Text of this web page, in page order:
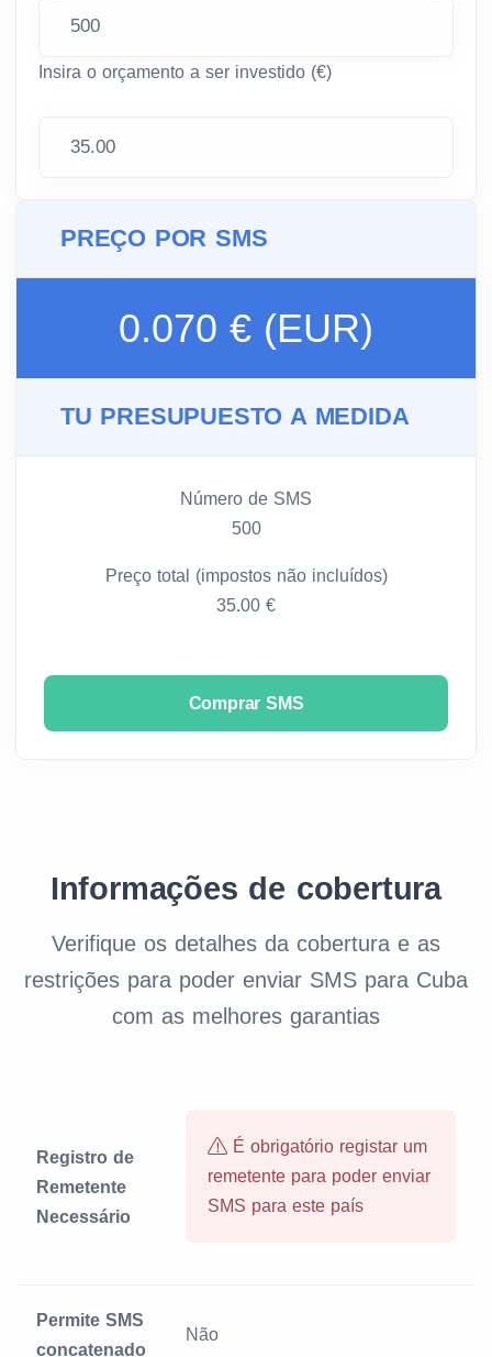
Insira o orçamento a ser investido (€)
PREÇO POR SMS
0.070 € (EUR)
TU PRESUPUESTO A MEDIDA
Número de SMS
500
Preço total (impostos não incluídos)
35.00 €
Comprar SMS
Informações de cobertura
Verifique os detalhes da cobertura e as
restrições para poder enviar SMS para Cuba
com as melhores garantias
Registro de
Remetente
Necessário
É obrigatório registar um
remetente para poder enviar
SMS para este país
Permite SMS
concatenado
Não